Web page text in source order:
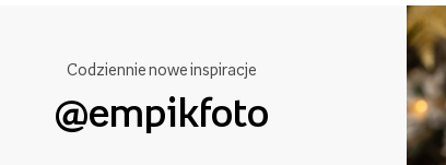
Codziennie nowe inspiracje
@empikfoto